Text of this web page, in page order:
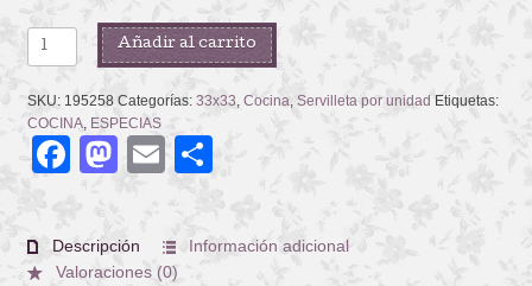
SPICES
IN
BOWLS
cantidad
Añadir al carrito
SKU: 195258 Categorías: 33x33 Cocina Servilleta por unidad Etiquetas:
COCINA, ESPECIAS
Facebook
Mastodon
EmailCompartir
Descripción
Información adicional
Valoraciones (0)